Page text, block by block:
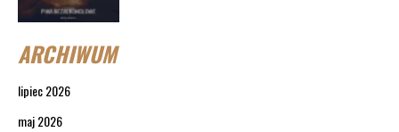
ARCHIWUM
lipiec 2026
maj 2026